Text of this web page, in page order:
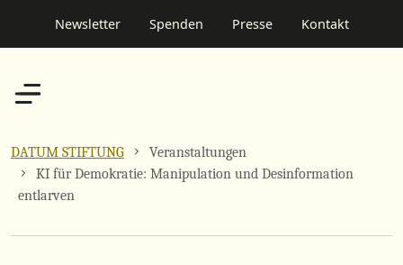
Newsletter Spenden Presse Kontakt
DATUM STIFTUNG
Veranstaltungen
KI für Demokratie: Manipulation und Desinformation
entlarven